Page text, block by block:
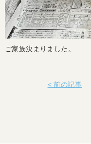
ご家族決まりました。
< 前の記事